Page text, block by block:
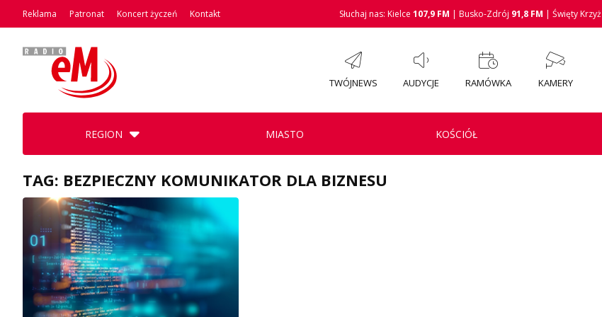
Reklama Patronat Koncert życzeń Kontakt Słuchaj nas: Kielce 107,9 FM | Busko-Zdrój 91,8 FM | Święty Krzyż
TWÓJNEWS AUDYCJE RAMÓWKA KAMERY
REGION MIASTO KOŚCIÓŁ
TAG: BEZPIECZNY KOMUNIKATOR DLA BIZNESU